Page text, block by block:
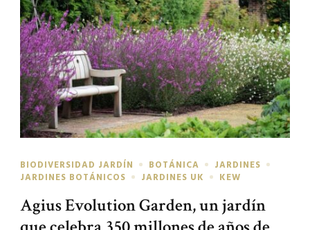
BIODIVERSIDAD JARDÍN BOTÁNICA
JARDINES
JARDINES BOTÁNICOS
JARDINES UK KEW
Agius Evolution Garden, un jardín